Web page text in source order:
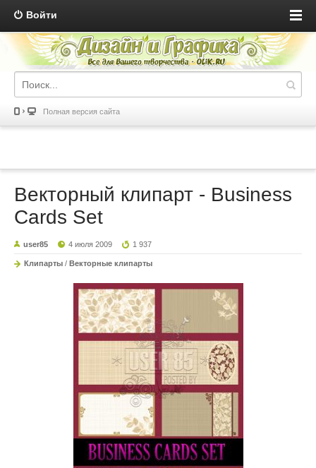
Войти
Полная версия сайта
Векторный клипарт - Business
Cards Set
user85 4 июля 2009 1 937
Клипарты / Векторные клипарты